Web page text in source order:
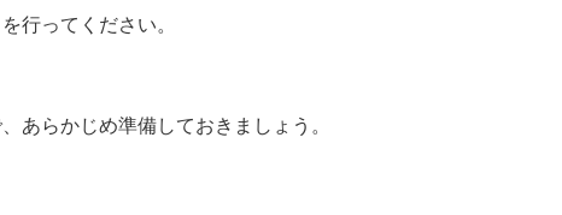
行ってください。
あらかじめ準備しておきましょう。